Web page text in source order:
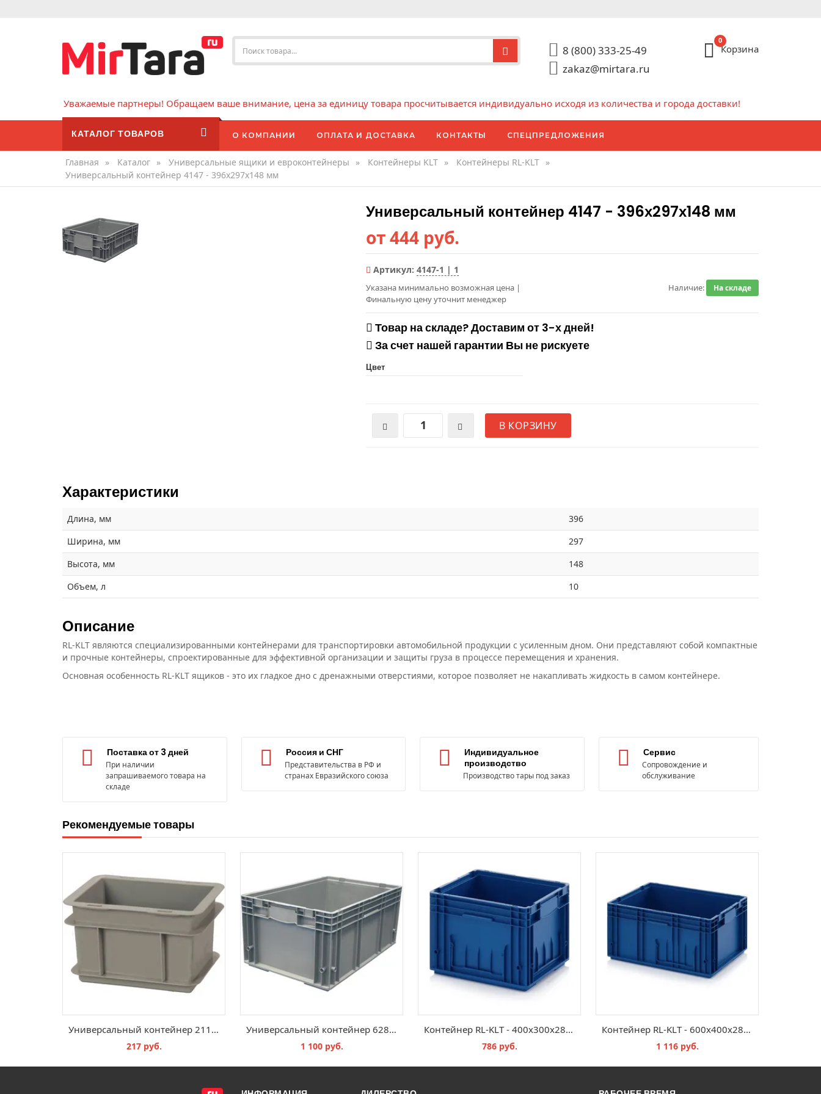
8 (800) 333-25-49
zakaz@mirtara.ru
0
Корзина
Уважаемые партнеры! Обращаем ваше внимание, цена за единицу товара просчитывается индивидуально исходя из количества и города доставки!
КАТАЛОГ ТОВАРОВ О КОМПАНИИ ОПЛАТА И ДОСТАВКА КОНТАКТЫ СПЕЦПРЕДЛОЖЕНИЯ
Главная » Каталог » Универсальные ящики и евроконтейнеры » Контейнеры KLT » Контейнеры RL-KLT »
Универсальный контейнер 4147 - 396х297х148 мм
Универсальный контейнер 4147 - 396х297х148 мм
от 444 руб.
Артикул: 4147-1 | 1
Указана минимально возможная цена |
Финальную цену уточнит менеджер
Наличие: На складе
Товар на складе? Доставим от 3-х дней!
За счет нашей гарантии Вы не рискуете
Цвет
В КОРЗИНУ
Характеристики
Длина, мм
396
Ширина, мм
297
Высота, мм
148
Объем, л
10
Описание
RL-KLT являются специализированными контейнерами для транспортировки автомобильной продукции с усиленным дном. Они представляют собой компактные
и прочные контейнеры, спроектированные для эффективной организации и защиты груза в процессе перемещения и хранения.
Основная особенность RL-KLT ящиков - это их гладкое дно с дренажными отверстиями, которое позволяет не накапливать жидкость в самом контейнере.
Поставка от 3 дней
При наличии
запрашиваемого товара на
складе
Россия и СНГ
Представительства в РФ и
странах Евразийского союза
Индивидуальное
производство
Производство тары под заказ
Сервис
Сопровождение и
обслуживание
Рекомендуемые товары
Универсальный контейнер 2111 - 200х150х120 мм
217 руб.
Универсальный контейнер 6280 594х396х280 мм
1 100 руб.
Контейнер RL-KLT - 400х300х280 мм
786 руб.
Контейнер RL-KLT - 600х400х280 мм
1 116 руб.